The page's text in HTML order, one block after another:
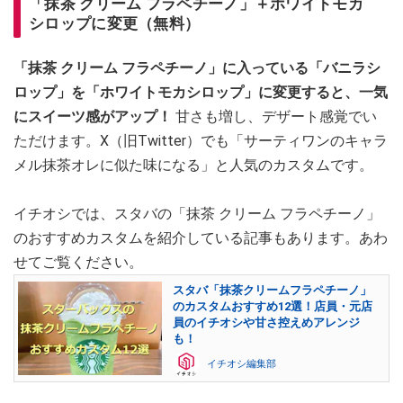
「抹茶 クリーム フラペチーノ」＋ホワイトモカ
シロップに変更（無料）
「抹茶 クリーム フラペチーノ」に入っている「バニラシ
ロップ」を「ホワイトモカシロップ」に変更すると、一気
にスイーツ感がアップ！ 甘さも増し、デザート感覚でい
ただけます。X（旧Twitter）でも「サーティワンのキャラ
メル抹茶オレに似た味になる」と人気のカスタムです。
イチオシでは、スタバの「抹茶 クリーム フラペチーノ」
のおすすめカスタムを紹介している記事もあります。あわ
せてご覧ください。
スタバ「抹茶クリームフラペチーノ」
のカスタムおすすめ12選！店員・元店
員のイチオシや甘さ控えめアレンジ
も！
イチオシ編集部